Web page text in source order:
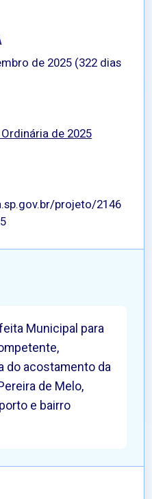
de 2025 (322 dias
de 2025
projeto/2146
Municipal para
do acostamento da
de Melo,
e bairro